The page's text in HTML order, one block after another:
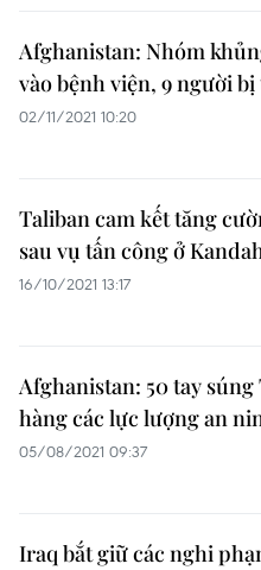
Afghanistan: Nhóm
vào bệnh viện, 9 người
02/11/2021 10:20
Taliban cam kết tăng
sau vụ tấn công ở
16/10/2021 13:17
Afghanistan: 50 tay súng
hàng các lực lượng an
05/08/2021 09:37
Iraq bắt giữ các nghi